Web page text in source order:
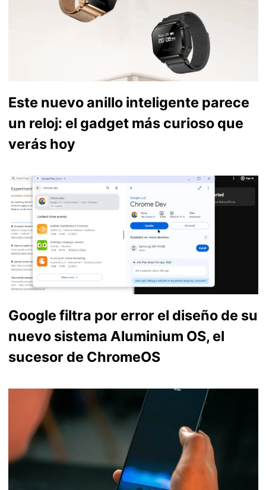
Este nuevo anillo inteligente parece
un reloj: el gadget más curioso que
verás hoy
Google filtra por error el diseño de su
nuevo sistema Aluminium OS, el
sucesor de ChromeOS